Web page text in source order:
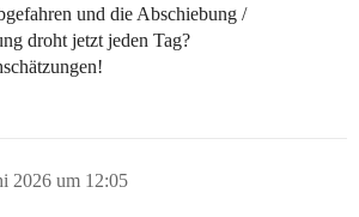
und die Abschiebung /
droht jetzt jeden Tag?
2026 um 12:05